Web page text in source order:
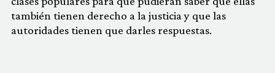
también tienen derecho a la justicia y que las
autoridades tienen que darles respuestas.